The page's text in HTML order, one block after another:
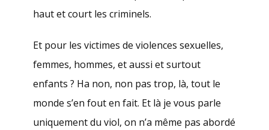
haut et court les criminels.
Et pour les victimes de violences sexuelles,
femmes, hommes, et aussi et surtout
enfants ? Ha non, non pas trop, là, tout le
monde s’en fout en fait. Et là je vous parle
uniquement du viol, on n’a même pas abordé